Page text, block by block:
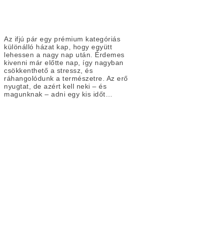
Az ifjú pár egy prémium kategóriás
különálló házat kap, hogy együtt
lehessen a nagy nap után. Érdemes
kivenni már előtte nap, így nagyban
csökkenthető a stressz, és
ráhangolódunk a természetre. Az erő
nyugtat, de azért kell neki – és
magunknak – adni egy kis időt…